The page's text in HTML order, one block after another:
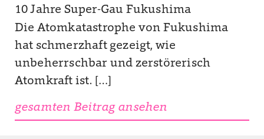
10 Jahre Super-Gau Fukushima
Die Atomkatastrophe von Fukushima
hat schmerzhaft gezeigt, wie
unbeherrschbar und zerstörerisch
Atomkraft ist. […]
gesamten Beitrag ansehen